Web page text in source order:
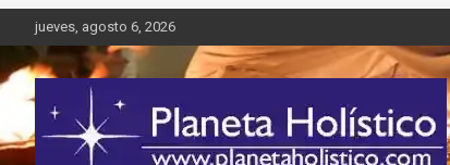
Saltar
al
contenido
jueves, agosto 6, 2026